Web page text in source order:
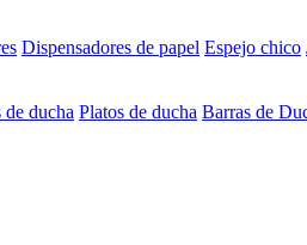
Dispensadores de papel Espejo chico
de ducha Platos de ducha Barras de